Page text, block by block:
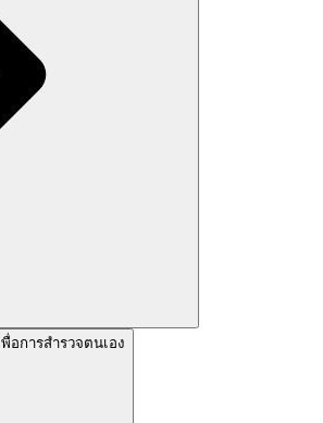
การสำรวจตนเอง